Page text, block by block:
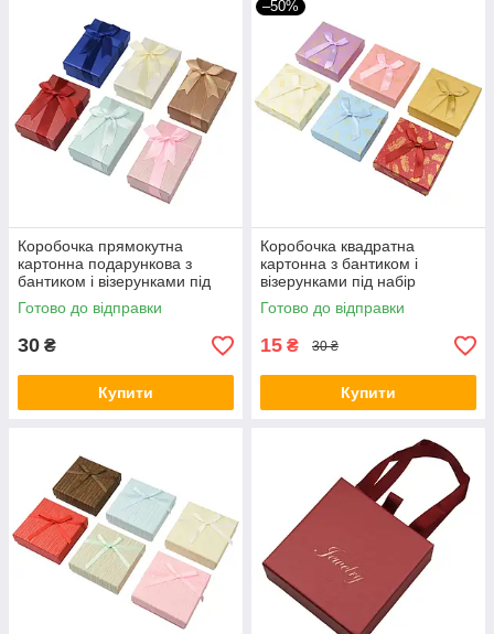
Коробочка прямокутна
картонна подарункова з
бантиком і візерунками під
набір розмір 8/5/3 см 24 шт. в
пакованні
Готово до відправки
30 ₴
Купити
–50%
Коробочка квадратна
картонна з бантиком і
візерунками під набір
прикрас розмір 9/9/3 см 12
шт. мікс кольорів
Готово до відправки
15 ₴ 30 ₴
Купити